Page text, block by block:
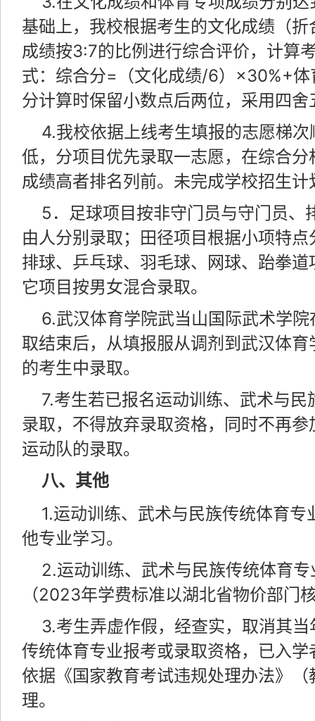
基础上，我校根据考生的文化成绩（
成绩按3:7的比例进行综合评价，计算
式：综合分=（文化成绩/6）×30%+
分计算时保留小数点后两位，采用四
4.我校依据上线考生填报的志愿梯
低，分项目优先录取一志愿，在综合
成绩高者排名列前。未完成学校招生
5．足球项目按非守门员与守门员、
由人分别录取；田径项目根据小项特
排球、乒乓球、羽毛球、网球、跆拳
它项目按男女混合录取。
6.武汉体育学院武当山国际武术学
取结束后，从填报服从调剂到武汉体
的考生中录取。
7.考生若已报名运动训练、武术与
录取，不得放弃录取资格，同时不再
运动队的录取。
八、其他
1.运动训练、武术与民族传统体育
他专业学习。
2.运动训练、武术与民族传统体育
（2023年学费标准以湖北省物价部门
3.考生弄虚作假，经查实，取消其
传统体育专业报考或录取资格，已入
依据《国家教育考试违规处理办法》
理。